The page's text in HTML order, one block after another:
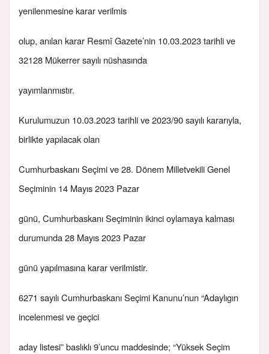
yenilenmesine karar verilmis
olup, anılan karar Resmî Gazete’nin 10.03.2023 tarihli ve
32128 Mükerrer sayılı nüshasında
yayımlanmıstır.
Kurulumuzun 10.03.2023 tarihli ve 2023/90 sayılı kararıyla,
birlikte yapılacak olan
Cumhurbaskanı Seçimi ve 28. Dönem Milletvekili Genel
Seçiminin 14 Mayıs 2023 Pazar
günü, Cumhurbaskanı Seçiminin ikinci oylamaya kalması
durumunda 28 Mayıs 2023 Pazar
günü yapılmasına karar verilmistir.
6271 sayılı Cumhurbaskanı Seçimi Kanunu’nun “Adaylıgın
incelenmesi ve geçici
aday listesi” baslıklı 9’uncu maddesinde; “Yüksek Seçim